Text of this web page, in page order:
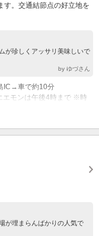
す。交通結節点の好立地を
が珍しくアッサリ美味しいで
by ゆづさん
IC→車で約10分
エモンは午後4時まで ※時
が埋まらんばかりの人気で